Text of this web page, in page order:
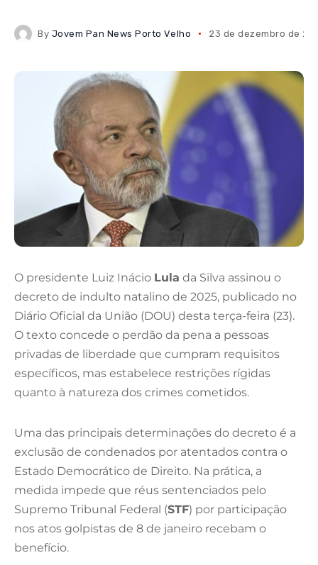
By Jovem Pan News Porto Velho 23 de dezembro de
O presidente Luiz Inácio Lula da Silva assinou o
decreto de indulto natalino de 2025, publicado no
Diário Oficial da União (DOU) desta terça-feira (23).
O texto concede o perdão da pena a pessoas
privadas de liberdade que cumpram requisitos
específicos, mas estabelece restrições rígidas
quanto à natureza dos crimes cometidos.
Uma das principais determinações do decreto é a
exclusão de condenados por atentados contra o
Estado Democrático de Direito. Na prática, a
medida impede que réus sentenciados pelo
Supremo Tribunal Federal (STF) por participação
nos atos golpistas de 8 de janeiro recebam o
benefício.